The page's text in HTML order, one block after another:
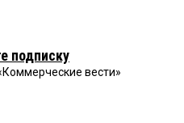
подписку
вести»